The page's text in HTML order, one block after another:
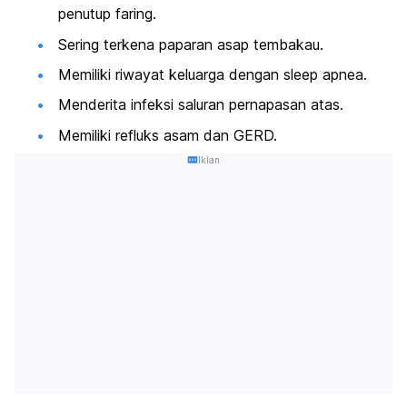
penutup faring.
Sering terkena paparan asap tembakau.
Memiliki riwayat keluarga dengan sleep apnea.
Menderita infeksi saluran pernapasan atas.
Memiliki refluks asam dan GERD.
Iklan